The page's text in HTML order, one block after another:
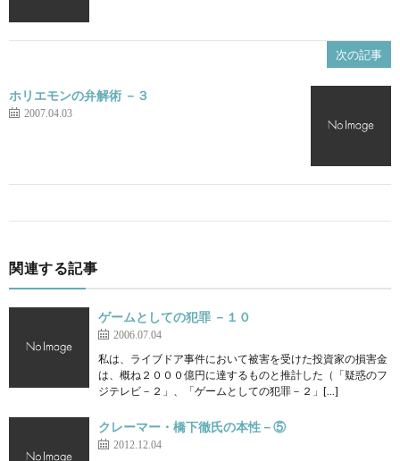
次の記事
ホリエモンの弁解術 －３
2007.04.03
関連する記事
ゲームとしての犯罪 －１０
2006.07.04
私は、ライブドア事件において被害を受けた投資家の損害金
は、概ね２０００億円に達するものと推計した（「疑惑のフ
ジテレビ－２」、「ゲームとしての犯罪－２」[…]
クレーマー・橋下徹氏の本性－⑤
2012.12.04